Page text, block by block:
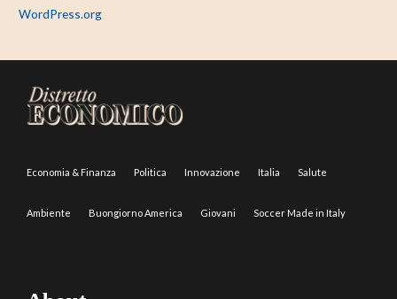
WordPress.org
Economia & Finanza Politica Innovazione Italia Salute
Ambiente Buongiorno America Giovani Soccer Made in Italy